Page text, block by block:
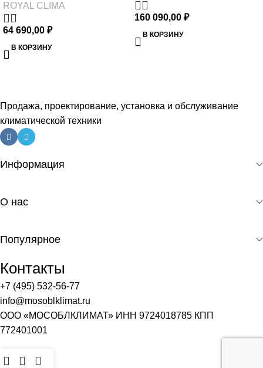
ROYAL CLIMA
64 690,00 ₽
В КОРЗИНУ
160 090,00 ₽
В КОРЗИНУ
Продажа, проектирование, установка и обслуживание
климатической техники
Информация
О нас
Популярное
Контакты
+7 (495) 532-56-77
info@mosoblklimat.ru
ООО «МОСОБЛКЛИМАТ» ИНН 9724018785 КПП
772401001